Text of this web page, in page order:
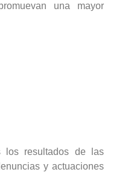
una mayor
los resultados de las
y actuaciones